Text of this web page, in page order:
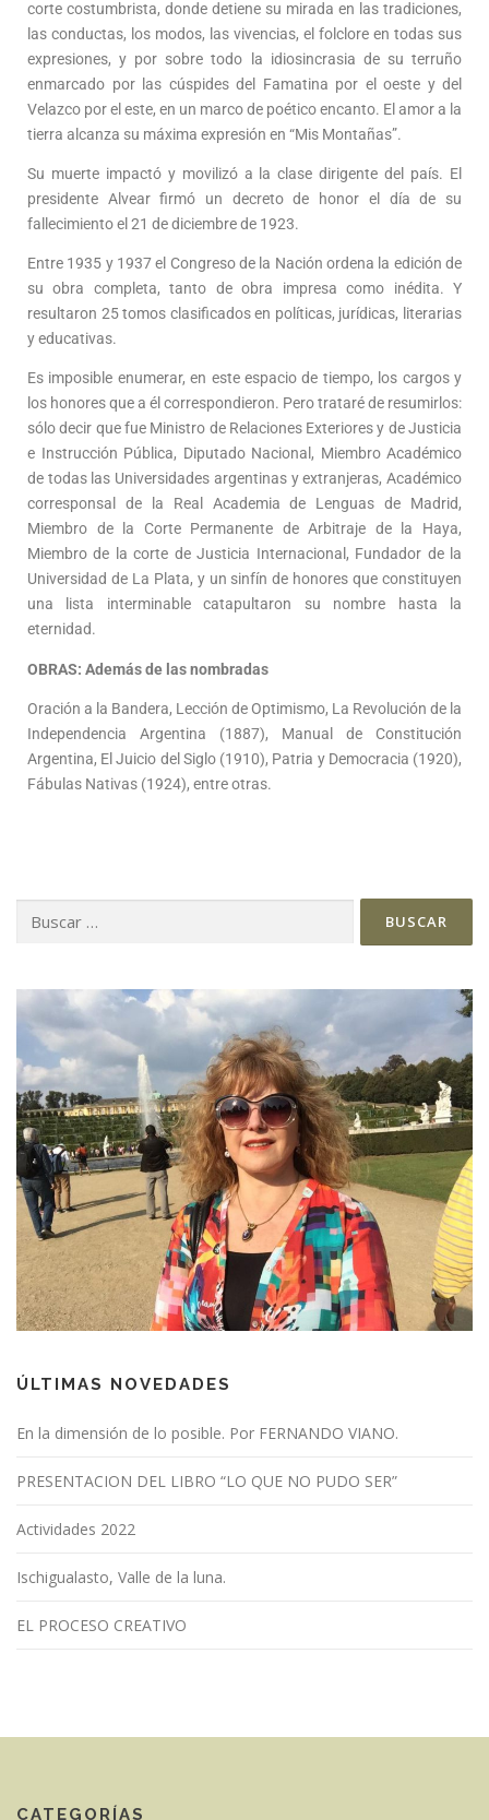
corte costumbrista, donde detiene su mirada en las tradiciones,
las conductas, los modos, las vivencias, el folclore en todas sus
expresiones, y por sobre todo la idiosincrasia de su terruño
enmarcado por las cúspides del Famatina por el oeste y del
Velazco por el este, en un marco de poético encanto. El amor a la
tierra alcanza su máxima expresión en “Mis Montañas”.
Su muerte impactó y movilizó a la clase dirigente del país. El
presidente Alvear firmó un decreto de honor el día de su
fallecimiento el 21 de diciembre de 1923.
Entre 1935 y 1937 el Congreso de la Nación ordena la edición de
su obra completa, tanto de obra impresa como inédita. Y
resultaron 25 tomos clasificados en políticas, jurídicas, literarias
y educativas.
Es imposible enumerar, en este espacio de tiempo, los cargos y
los honores que a él correspondieron. Pero trataré de resumirlos:
sólo decir que fue Ministro de Relaciones Exteriores y de Justicia
e Instrucción Pública, Diputado Nacional, Miembro Académico
de todas las Universidades argentinas y extranjeras, Académico
corresponsal de la Real Academia de Lenguas de Madrid,
Miembro de la Corte Permanente de Arbitraje de la Haya,
Miembro de la corte de Justicia Internacional, Fundador de la
Universidad de La Plata, y un sinfín de honores que constituyen
una lista interminable catapultaron su nombre hasta la
eternidad.
OBRAS: Además de las nombradas
Oración a la Bandera, Lección de Optimismo, La Revolución de la
Independencia Argentina (1887), Manual de Constitución
Argentina, El Juicio del Siglo (1910), Patria y Democracia (1920),
Fábulas Nativas (1924), entre otras.
ÚLTIMAS NOVEDADES
En la dimensión de lo posible. Por FERNANDO VIANO.
PRESENTACION DEL LIBRO “LO QUE NO PUDO SER”
Actividades 2022
Ischigualasto, Valle de la luna.
EL PROCESO CREATIVO
CATEGORÍAS